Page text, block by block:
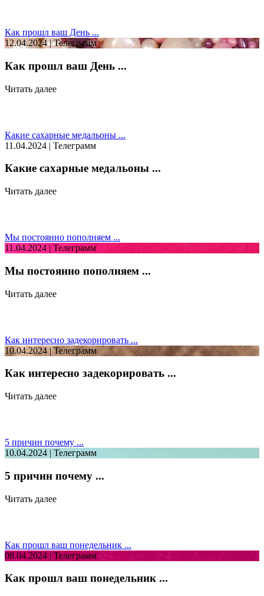
Как прошл ваш День ...
12.04.2024 | Телеграмм
Как прошл ваш День ...
Читать далее
Какие сахарные медальоны ...
11.04.2024 | Телеграмм
Какие сахарные медальоны ...
Читать далее
Мы постоянно пополняем ...
11.04.2024 | Телеграмм
Мы постоянно пополняем ...
Читать далее
Как интересно задекорировать ...
10.04.2024 | Телеграмм
Как интересно задекорировать ...
Читать далее
5 причин почему ...
10.04.2024 | Телеграмм
5 причин почему ...
Читать далее
Как прошл ваш понедельник ...
08.04.2024 | Телеграмм
Как прошл ваш понедельник ...